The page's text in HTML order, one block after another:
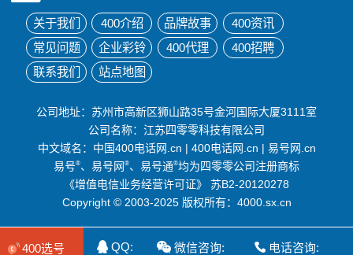
关于我们 400介绍 品牌故事
400资讯
常见问题
企业彩铃 400代理
400招聘
联系我们
站点地图
公司地址：苏州市高新区狮山路35号金河国际大厦3111室
公司名称：江苏四零零科技有限公司
中文域名： 中国400电话网.cn | 400电话网.cn | 易号网.cn
易号®、易号网®、易号通®均为四零零公司注册商标
《增值电信业务经营许可证》
苏B2-20120278
Copyright © 2003-2025 版权所有：4000.sx.cn
400选号 QQ: 微信咨询: 电话咨询: